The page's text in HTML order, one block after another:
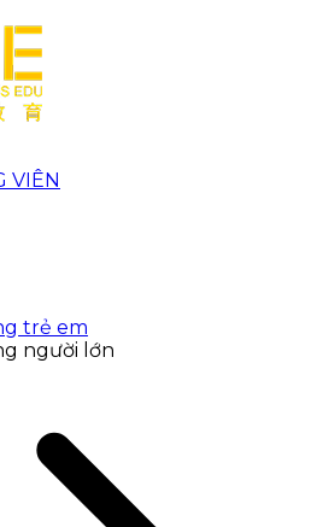
VIÊN
trẻ em
người lớn